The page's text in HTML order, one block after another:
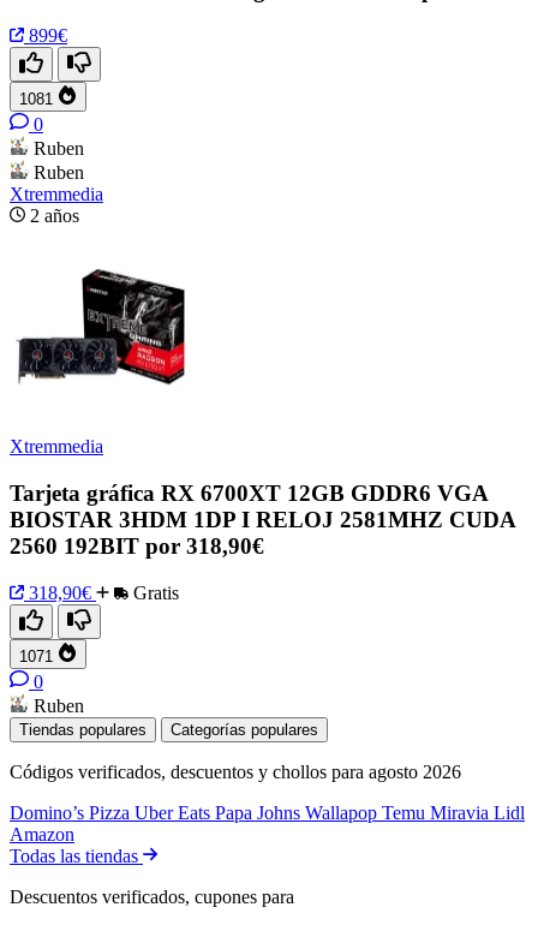
899€
1081
0
Ruben
Ruben
Xtremmedia
2 años
Xtremmedia
Tarjeta gráfica RX 6700XT 12GB GDDR6 VGA
BIOSTAR 3HDM 1DP I RELOJ 2581MHZ CUDA
2560 192BIT por 318,90€
318,90€ Gratis
1071
0
Ruben
Tiendas populares Categorías populares
Códigos verificados, descuentos y chollos para agosto 2026
Domino’s Pizza Uber Eats Papa Johns Wallapop Temu Miravia Lidl
Amazon
Todas las tiendas
Descuentos verificados, cupones para